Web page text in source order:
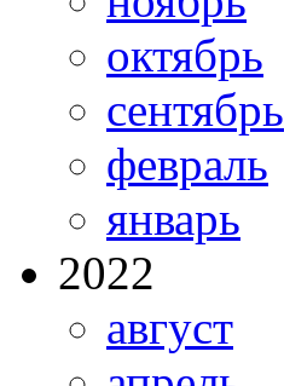
октябрь
сентябрь
февраль
январь
2022
август